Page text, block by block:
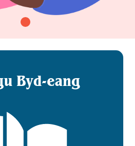
Byd-eang